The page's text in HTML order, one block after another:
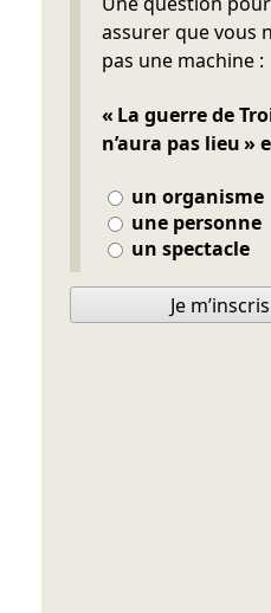
assurer que vous
pas une machine :
« La guerre de
n’aura pas lieu »
un organisme
une personne
un spectacle
Je m’inscris